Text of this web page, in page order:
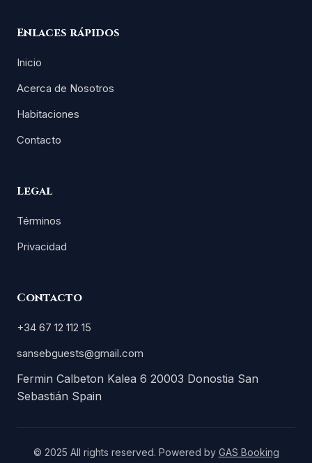
Enlaces rápidos
Inicio
Acerca de Nosotros
Habitaciones
Contacto
Legal
Términos
Privacidad
Contacto
+34 67 12 112 15
sansebguests@gmail.com
Fermin Calbeton Kalea 6 20003 Donostia San
Sebastián Spain
© 2025 All rights reserved. Powered by GAS Booking